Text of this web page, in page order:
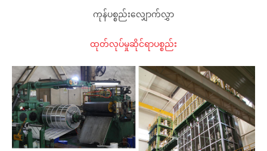
ကုန်ပစ္စည်းလျှောက်လွှာ
ထုတ်လုပ်မှုဆိုင်ရာပစ္စည်း